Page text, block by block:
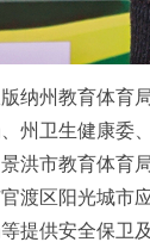
州教育体育局
州卫生健康委
洪市教育体育
渡区阳光城市
提供安全保卫